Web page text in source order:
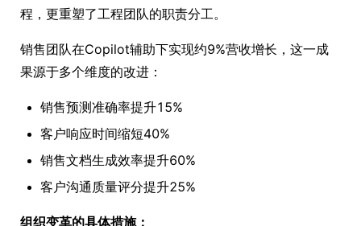
程，更重塑了工程团队的职责分工。
销售团队在Copilot辅助下实现约9%营收增长，这一成
果源于多个维度的改进：
销售预测准确率提升15%
客户响应时间缩短40%
销售文档生成效率提升60%
客户沟通质量评分提升25%
组织变革的具体措施：